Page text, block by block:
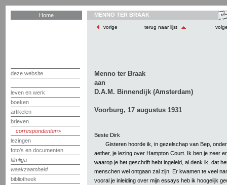
Home
deze website
leven en werk
boeken
artikelen
brieven
correspondenten
lezingen
foto's en documenten
filmliga
waakzaamheid
bibliotheek
MENNO TER BRAAK
vorige terug naar lijst
Menno ter Braak
aan
D.A.M. Binnendijk (Amsterdam)
Voorburg, 17 augustus 1931
Beste Dirk
Gisteren hoorde ik, in gezelschap van Bep,
aether, je lezing over Hampton Court. Ik ben je zeer
waarop je het geschrift hebt ingeleid, al denk ik, dat
menschen wel ontgaan zal zijn. Er kwamen te veel
vooral je inleiding over mijn essays heb ik hoogelijk